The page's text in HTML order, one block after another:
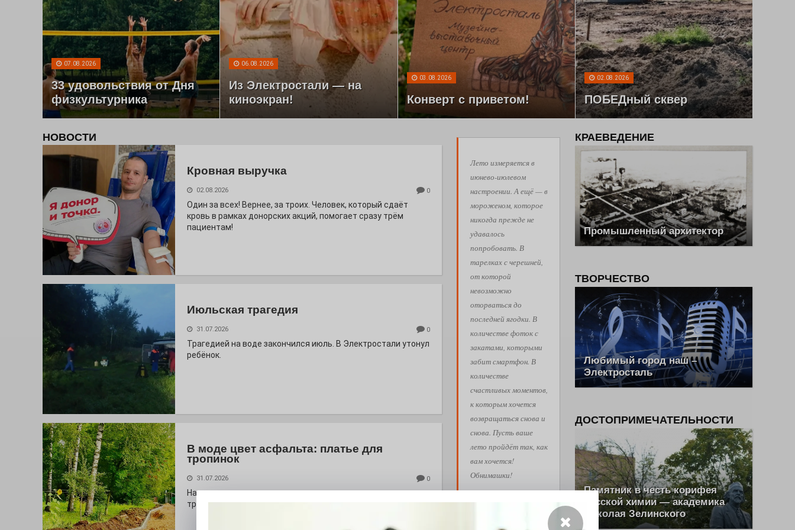
07.08.2026
33 удовольствия от Дня
физкультурника
06.08.2026
Из Электростали — на
киноэкран!
03.08.2026
Конверт с приветом!
02.08.2026
ПОБЕДный сквер
Лето измеряется в
июнево-июлевом
настроении. А ещё — в
мороженом, которое
никогда прежде не
удавалось
попробовать. В
тарелках с черешней,
от которой
невозможно
оторваться до
последней ягодки. В
количестве фоток с
закатами, которыми
забит смартфон. В
количестве
счастливых моментов,
к которым хочется
возвращаться снова и
снова. Пусть ваше
лето пройдёт так, как
вам хочется!
Обнимашки!
НОВОСТИ
Кровная выручка
02.08.2026 0
Один за всех! Вернее, за троих. Человек, который сдаёт
кровь в рамках донорских акций, помогает сразу трём
пациентам!
Июльская трагедия
31.07.2026 0
Трагедией на воде закончился июль. В Электростали утонул
ребёнок.
В моде цвет асфальта: платье для
тропинок
31.07.2026 0
На глазах у оранжевого подсолнуха рождается народная
тропа!
КРАЕВЕДЕНИЕ
Промышленный архитектор
ТВОРЧЕСТВО
Любимый город наш –
Электросталь
ДОСТОПРИМЕЧАТЕЛЬНОСТИ
Памятник в честь корифея
русской химии — академика
Николая Зелинского